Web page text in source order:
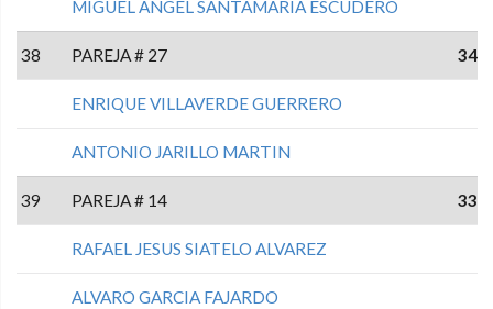
MIGUEL ANGEL SANTAMARIA ESCUDERO
38 PAREJA # 27 34
ENRIQUE VILLAVERDE GUERRERO
ANTONIO JARILLO MARTIN
39 PAREJA # 14 33
RAFAEL JESUS SIATELO ALVAREZ
ALVARO GARCIA FAJARDO